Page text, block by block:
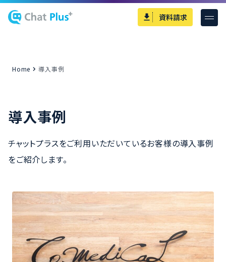
資料請求
Home 導入事例
導入事例
チャットプラスをご利用いただいているお客様の導入事例
をご紹介します。